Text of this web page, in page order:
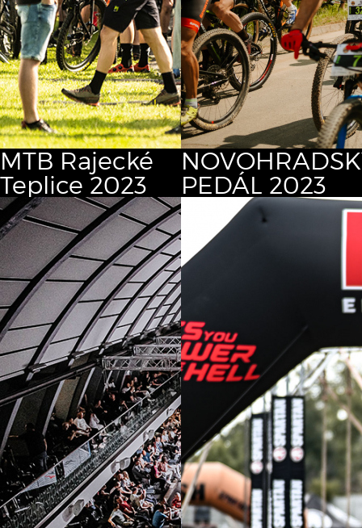
MTB Rajecké
Teplice 2023
PEDÁL 2023